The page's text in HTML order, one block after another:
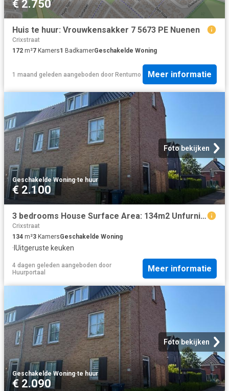
€ 2.750
Huis te huur: Vrouwkensakker 7 5673 PE Nuenen
Crixstraat
172 m²7 Kamers1 BadkamerGeschakelde Woning
1 maand geleden aangeboden door Rentumo Meer informatie
Foto bekijken
Geschakelde Woning·te huur
€ 2.100
3 bedrooms House Surface Area: 134m2 Unfurnished Available from: 2026 10 01
Crixstraat
134 m²3 KamersGeschakelde Woning
· IUitgeruste keuken
4 dagen geleden aangeboden door
Huurportaal
Meer informatie
Foto bekijken
Geschakelde Woning·te huur
€ 2.090